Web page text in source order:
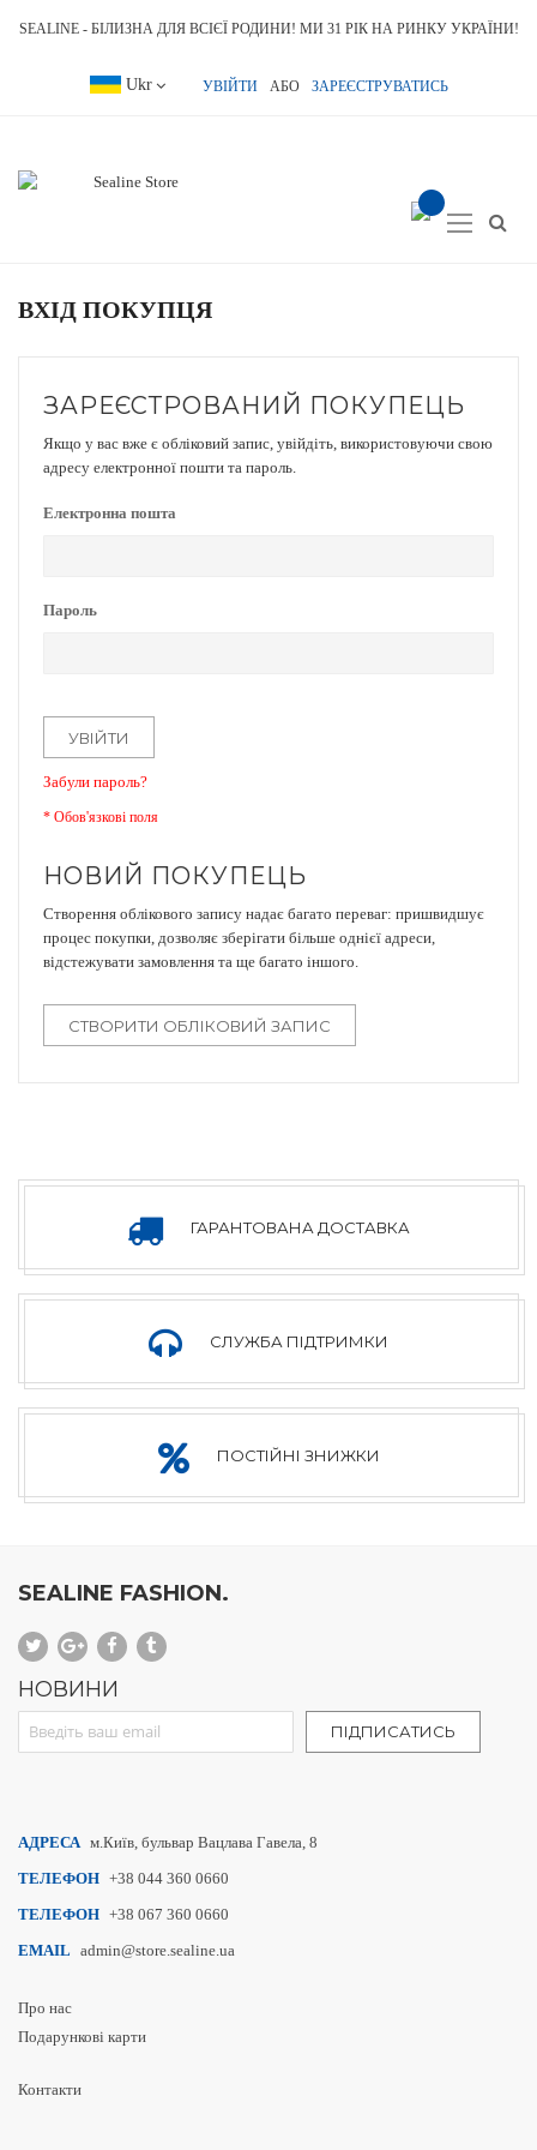
SEALINE - БІЛИЗНА ДЛЯ ВСІЄЇ РОДИНИ! МИ 31 РІК НА РИНКУ УКРАЇНИ!
Language
Ukr УВІЙТИ АБО ЗАРЕЄСТРУВАТИСЬ
Nav
item(s) -
ВХІД ПОКУПЦЯ
ЗАРЕЄСТРОВАНИЙ ПОКУПЕЦЬ
Якщо у вас вже є обліковий запис, увійдіть, використовуючи свою
адресу електронної пошти та пароль.
Електронна пошта
Пароль
УВІЙТИ
Забули пароль?
НОВИЙ ПОКУПЕЦЬ
Створення облікового запису надає багато переваг: пришвидшує
процес покупки, дозволяє зберігати більше однієї адреси,
відстежувати замовлення та ще багато іншого.
СТВОРИТИ ОБЛІКОВИЙ ЗАПИС
ГАРАНТОВАНА ДОСТАВКА
СЛУЖБА ПІДТРИМКИ
ПОСТІЙНІ ЗНИЖКИ
SEALINE FASHION.
НОВИНИ
Sign Up for Our Newsletter:
ПІДПИСАТИСЬ
АДРЕСА м.Київ, бульвар Вацлава Гавела, 8
ТЕЛЕФОН +38 044 360 0660
ТЕЛЕФОН +38 067 360 0660
EMAIL admin@store.sealine.ua
Про нас
Подарункові карти
Контакти